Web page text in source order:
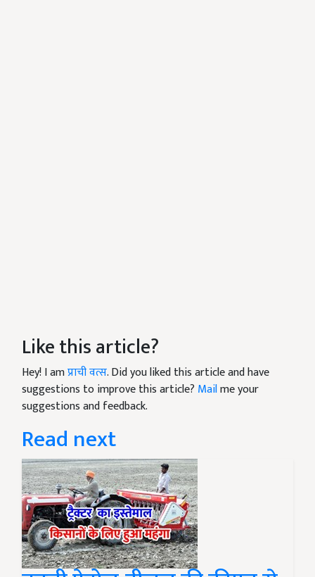
Like this article?
Hey! I amप्राची वत्स. Did you liked this article and have
suggestions to improve this article? Mailme your
suggestions and feedback.
Read next